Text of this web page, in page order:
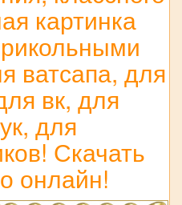
картинка
ватсапа, для
вк, для
для
Скачать
онлайн!